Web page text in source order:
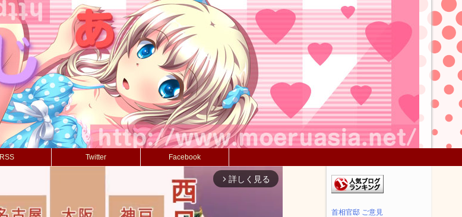
RSS Twitter Facebook
arrow_forward_ios 詳しく見る
首相官邸 ご意見